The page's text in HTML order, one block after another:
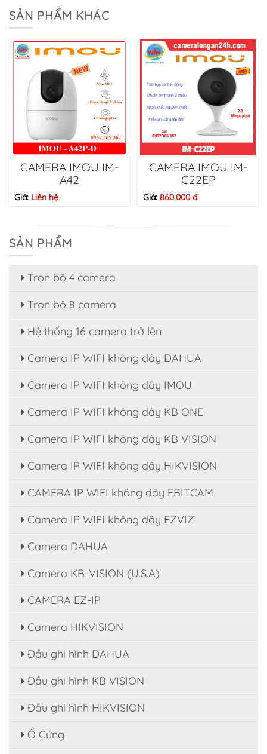
SẢN PHẨM KHÁC
CAMERA IMOU IM-
A42
Giá: Liên hệ
CAMERA IMOU IM-
C22EP
Giá: 860.000 đ
SẢN PHẨM
Trọn bộ 4 camera
Trọn bộ 8 camera
Hệ thống 16 camera trở lên
Camera IP WIFI không dây DAHUA
Camera IP WIFI không dây IMOU
Camera IP WIFI không dây KB ONE
Camera IP WIFI không dây KB VISION
Camera IP WIFI không dây HIKVISION
CAMERA IP WIFI không dây EBITCAM
Camera IP WIFI không dây EZVIZ
Camera DAHUA
Camera KB-VISION (U.S.A)
CAMERA EZ-IP
Camera HIKVISION
Đầu ghi hình DAHUA
Đầu ghi hình KB VISION
Đầu ghi hình HIKVISION
Ổ Cứng